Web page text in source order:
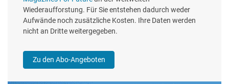
Wiederaufforstung. Für Sie entstehen dadurch weder
Aufwände noch zusätzliche Kosten. Ihre Daten werden
nicht an Dritte weitergegeben.
Zu den Abo-Angeboten